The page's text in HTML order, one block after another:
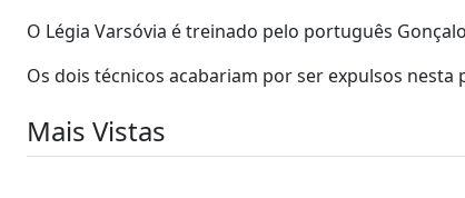
O Légia Varsóvia é treinado pelo português
Os dois técnicos acabariam por ser expulsos nesta
Mais Vistas